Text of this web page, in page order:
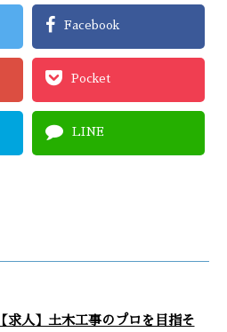
Facebook
Pocket
LINE
【求人】土木工事のプロを目指そ